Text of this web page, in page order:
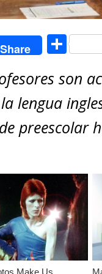
Share C
m
p
ar
ti
son
lengua
preescolar